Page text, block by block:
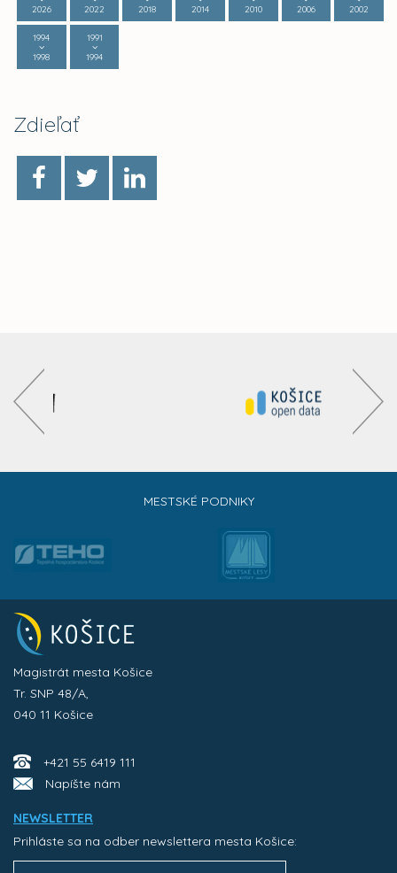
2026
2022
2018
2014
2010
2006
2002
1994
1998
1991
1994
Zdieľať
MESTSKÉ PODNIKY
Magistrát mesta Košice
Tr. SNP 48/A,
040 11 Košice
+421 55 6419 111
Napíšte nám
NEWSLETTER
Prihláste sa na odber newslettera mesta Košice: